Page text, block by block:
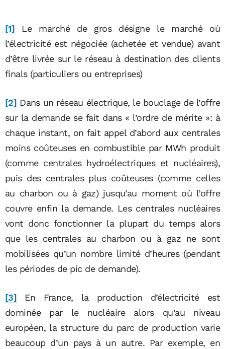
[1] Le marché de gros désigne le marché où
l’électricité est négociée (achetée et vendue) avant
d’être livrée sur le réseau à destination des clients
finals (particuliers ou entreprises)
[2] Dans un réseau électrique, le bouclage de l’offre
sur la demande se fait dans « l’ordre de mérite »: à
chaque instant, on fait appel d’abord aux centrales
moins coûteuses en combustible par MWh produit
(comme centrales hydroélectriques et nucléaires),
puis des centrales plus coûteuses (comme celles
au charbon ou à gaz) jusqu’au moment où l’offre
couvre enfin la demande. Les centrales nucléaires
vont donc fonctionner la plupart du temps alors
que les centrales au charbon ou à gaz ne sont
mobilisées qu’un nombre limité d’heures (pendant
les périodes de pic de demande).
[3] En France, la production d’électricité est
dominée par le nucléaire alors qu’au niveau
européen, la structure du parc de production varie
beaucoup d’un pays à un autre. Par exemple, en